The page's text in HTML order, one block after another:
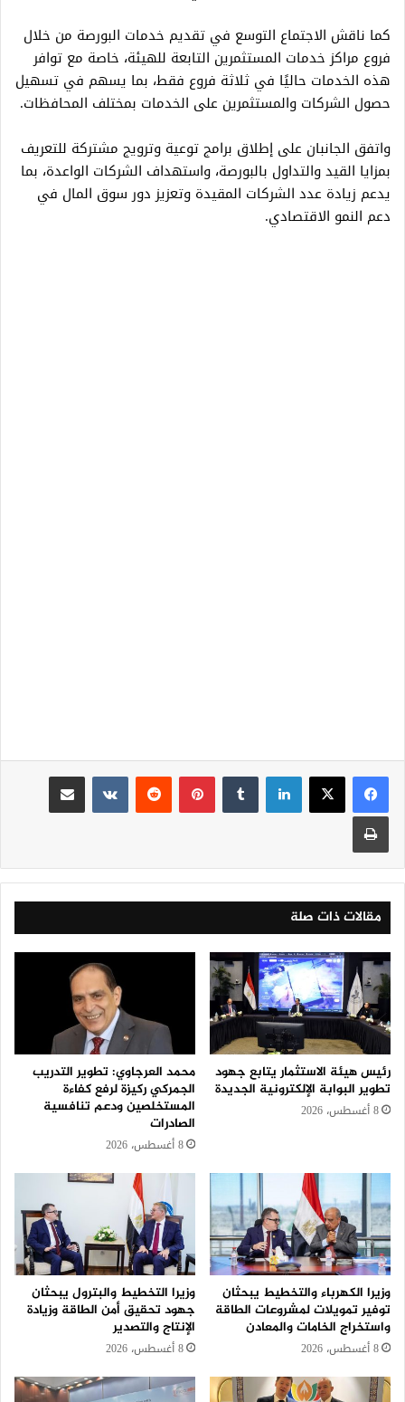
كما ناقش الاجتماع التوسع في تقديم خدمات البورصة من خلال
فروع مراكز خدمات المستثمرين التابعة للهيئة، خاصة مع توافر
هذه الخدمات حاليًا في ثلاثة فروع فقط، بما يسهم في تسهيل
حصول الشركات والمستثمرين على الخدمات بمختلف المحافظات.
واتفق الجانبان على إطلاق برامج توعية وترويج مشتركة للتعريف
بمزايا القيد والتداول بالبورصة، واستهداف الشركات الواعدة، بما
يدعم زيادة عدد الشركات المقيدة وتعزيز دور سوق المال في
دعم النمو الاقتصادي.
لينكدإن بينتيريست
مقالات ذات صلة
رئيس هيئة الاستثمار يتابع جهود
تطوير البوابة الإلكترونية الجديدة
8 أغسطس، 2026
محمد العرجاوي: تطوير التدريب
الجمركي ركيزة لرفع كفاءة
المستخلصين ودعم تنافسية
الصادرات
8 أغسطس، 2026
وزيرا الكهرباء والتخطيط يبحثان
توفير تمويلات لمشروعات الطاقة
واستخراج الخامات والمعادن
8 أغسطس، 2026
وزيرا التخطيط والبترول يبحثان
جهود تحقيق أمن الطاقة وزيادة
الإنتاج والتصدير
8 أغسطس، 2026